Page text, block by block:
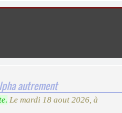
Comprendre et parler
autrement
Le mardi 18 aout 2026, à